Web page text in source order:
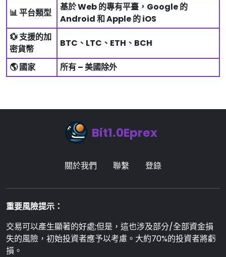
📊 平台類型
基於 Web 的專有平臺，Google 的
Android 和 Apple 的 iOS
💱 支援的加
密貨幣
BTC、LTC、ETH、BCH
🌎 國家 所有 – 美國除外
Bit1.0Eprex
關於我們 聯繫 登錄
重要風險提示：
交易可以產生顯著的好處;但是，這也涉及部分/全部資金損
失的風險，初始投資者應予以考慮。大約70%的投資者將虧
損。